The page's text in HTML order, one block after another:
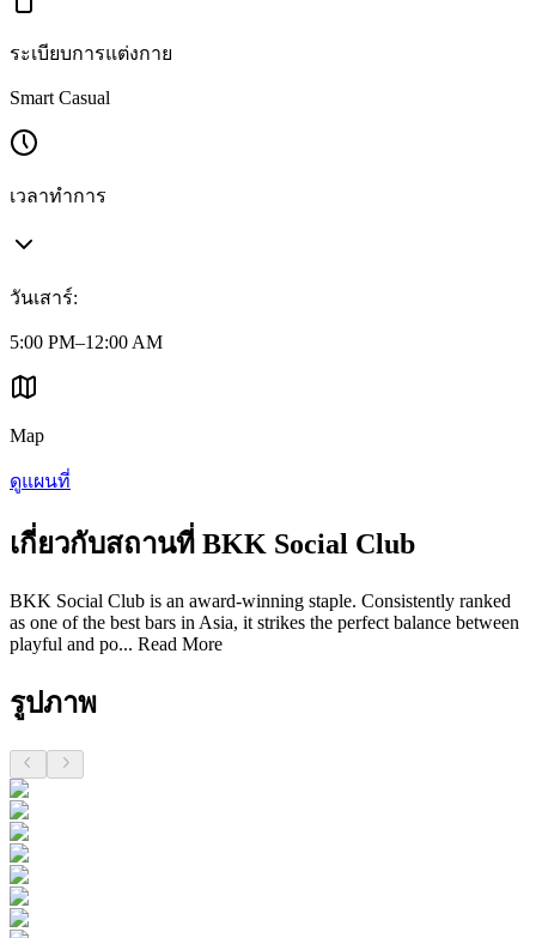
ระเบียบการแต่งกาย
Smart Casual
เวลาทำการ
วันเสาร์:
5:00 PM–12:00 AM
Map
ดูแผนที่
เกี่ยวกับสถานที่ BKK Social Club
BKK Social Club is an award-winning staple. Consistently ranked
as one of the best bars in Asia, it strikes the perfect balance between
playful and po... Read More
รูปภาพ